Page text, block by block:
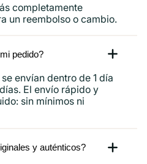
completamente
un reembolso o cambio.
pedido?
envían dentro de 1 día
El envío rápido y
sin mínimos ni
y auténticos?